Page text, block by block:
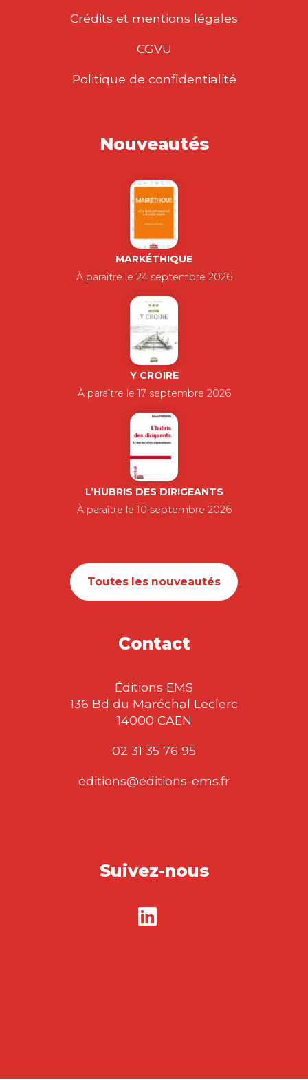
Crédits et mentions légales
CGVU
Politique de confidentialité
Nouveautés
MARKÉTHIQUE
À paraître le 24 septembre 2026
Y CROIRE
À paraître le 17 septembre 2026
L’HUBRIS DES DIRIGEANTS
À paraître le 10 septembre 2026
Toutes les nouveautés
Contact
Éditions EMS
136 Bd du Maréchal Leclerc
14000 CAEN
02 31 35 76 95
editions@editions-ems.fr
Suivez-nous